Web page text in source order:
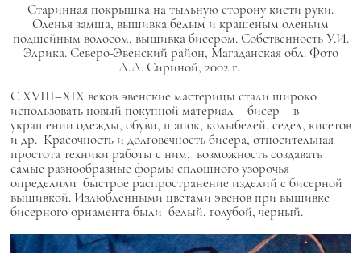
Старинная покрышка на тыльную сторону кисти руки.
Оленья замша, вышивка белым и крашеным оленьим
подшейным волосом, вышивка бисером. Собственность У.И.
Элрика. Северо-Эвенский район, Магаданская обл. Фото
А.А. Сириной, 2002 г.
С XVIII–XIX веков эвенские мастерицы стали широко
использовать новый покупной материал – бисер – в
украшении одежды, обуви, шапок, колыбелей, седел, кисетов
и др. Красочность и долговечность бисера, относительная
простота техники работы с ним, возможность создавать
самые разнообразные формы сплошного узорочья
определили быстрое распространение изделий с бисерной
вышивкой. Излюбленными цветами эвенов при вышивке
бисерного орнамента были белый, голубой, черный.